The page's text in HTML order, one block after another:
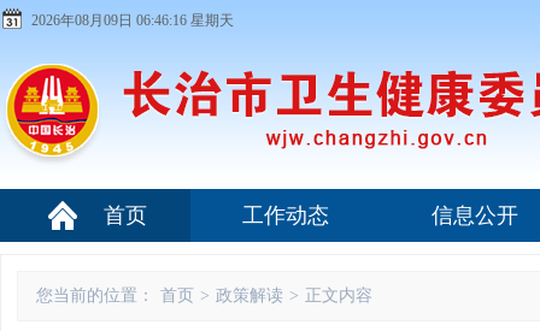
2026年08月09日 06:46:17 星期天
首页 工作动态 信息公开
您当前的位置： 首页 > 政策解读 > 正文内容